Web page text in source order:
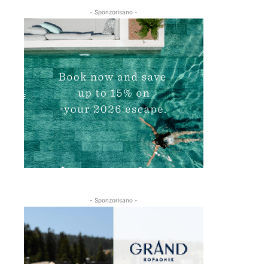
- Sponzorisano -
- Sponzorisano -